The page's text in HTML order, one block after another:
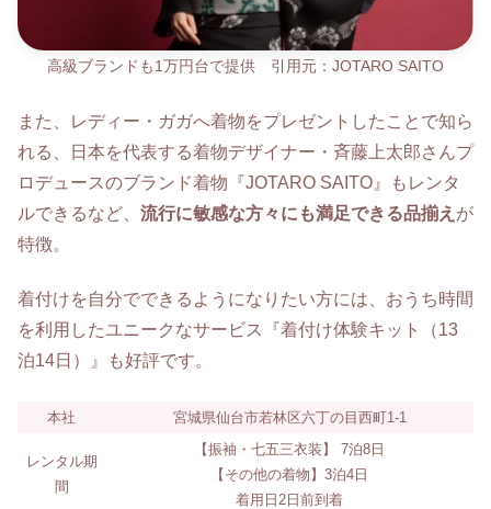
高級ブランドも1万円台で提供 引用元：JOTARO SAITO
また、レディー・ガガへ着物をプレゼントしたことで知ら
れる、日本を代表する着物デザイナー・斉藤上太郎さんプ
ロデュースのブランド着物『JOTARO SAITO』もレンタ
ルできるなど、 流行に敏感な方々にも満足できる品揃え が
特徴。
着付けを自分でできるようになりたい方には、おうち時間
を利用したユニークなサービス『着付け体験キット（13
泊14日）』も好評です。
本社 宮城県仙台市若林区六丁の目西町1-1
レンタル期
間
【振袖・七五三衣装】 7泊8日
【その他の着物】3泊4日
着用日2日前到着